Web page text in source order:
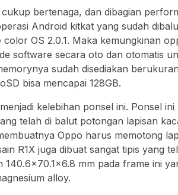
bertenaga, dan dibagian
Android kitkat yang sudah
OS 2.0.1. Maka kemungkinan
software secara oto dan otomatis
sudah disediakan
bisa mencapai 128GB.
kelebihan ponsel ini. Ponsel ini
telah di balut potongan lapisan
Oppo harus memotong
R1X juga dibuat sangat tipis yang
mm pada frame ini
alloy.